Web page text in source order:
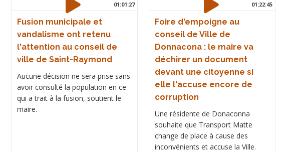
01:01:27
Fusion municipale et
vandalisme ont retenu
l'attention au conseil de
ville de Saint-Raymond
Aucune décision ne sera prise sans
avoir consulté la population en ce
qui a trait à la fusion, soutient le
maire.
01:22:45
Foire d'empoigne au
conseil de Ville de
Donnacona : le maire va
déchirer un document
devant une citoyenne si
elle l'accuse encore de
corruption
Une résidente de Donaconna
souhaite que Transport Matte
change de place à cause des
inconvénients et accuse la Ville.